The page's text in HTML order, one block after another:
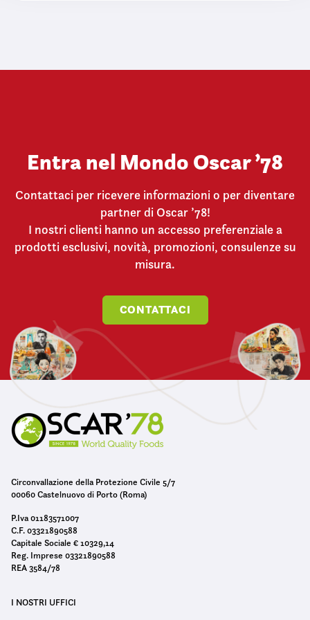
Entra nel Mondo Oscar ’78
Contattaci per ricevere informazioni o per diventare
partner di Oscar ’78!
I nostri clienti hanno un accesso preferenziale a
prodotti esclusivi, novità, promozioni, consulenze su
misura.
CONTATTACI
Circonvallazione della Protezione Civile 5/7
00060 Castelnuovo di Porto (Roma)
P.Iva 01183571007
C.F. 03321890588
Capitale Sociale € 10329,14
Reg. Imprese 03321890588
REA 3584/78
I NOSTRI UFFICI